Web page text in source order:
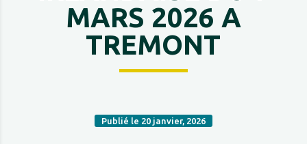
MARS 2026 A
TREMONT
Publié le 20 janvier, 2026